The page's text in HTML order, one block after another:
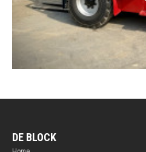
DE BLOCK